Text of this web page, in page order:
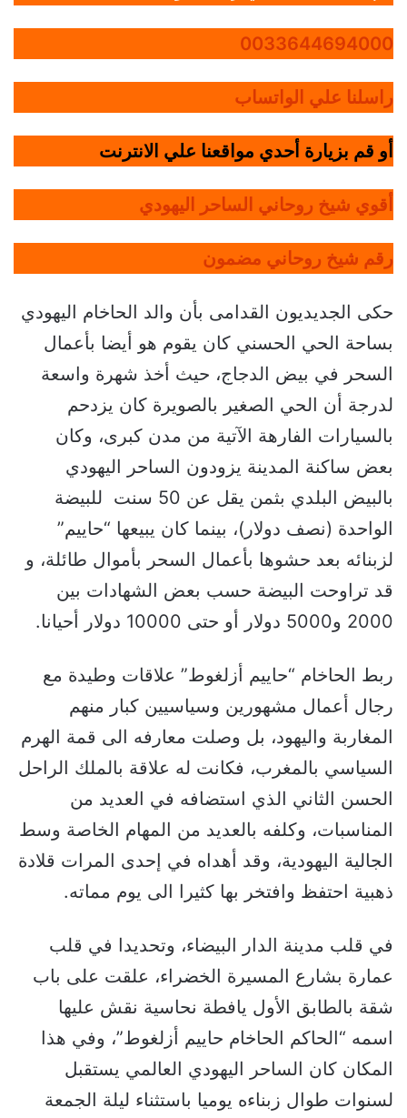
0033644694000
راسلنا علي الواتساب
أو قم بزيارة أحدي مواقعنا علي الانترنت
أقوي شيخ روحاني الساحر اليهودي
رقم شيخ روحاني مضمون
حكى الجديديون القدامى بأن والد الحاخام اليهودي
بساحة الحي الحسني كان يقوم هو أيضا بأعمال
السحر في بيض الدجاج، حيث أخذ شهرة واسعة
لدرجة أن الحي الصغير بالصويرة كان يزدحم
بالسيارات الفارهة الآتية من مدن كبرى، وكان
بعض ساكنة المدينة يزودون الساحر اليهودي
بالبيض البلدي بثمن يقل عن 50 سنت للبيضة
الواحدة (نصف دولار)، بينما كان يبيعها “حاييم”
لزبنائه بعد حشوها بأعمال السحر بأموال طائلة، و
قد تراوحت البيضة حسب بعض الشهادات بين
2000 و5000 دولار أو حتى 10000 دولار أحيانا.
ربط الحاخام “حاييم أزلغوط” علاقات وطيدة مع
رجال أعمال مشهورين وسياسيين كبار منهم
المغاربة واليهود، بل وصلت معارفه الى قمة الهرم
السياسي بالمغرب، فكانت له علاقة بالملك الراحل
الحسن الثاني الذي استضافه في العديد من
المناسبات، وكلفه بالعديد من المهام الخاصة وسط
الجالية اليهودية، وقد أهداه في إحدى المرات قلادة
ذهبية احتفظ وافتخر بها كثيرا الى يوم مماته.
في قلب مدينة الدار البيضاء، وتحديدا في قلب
عمارة بشارع المسيرة الخضراء، علقت على باب
شقة بالطابق الأول يافطة نحاسية نقش عليها
اسمه “الحاكم الحاخام حاييم أزلغوط”، وفي هذا
المكان كان الساحر اليهودي العالمي يستقبل
لسنوات طوال زبناءه يوميا باستثناء ليلة الجمعة